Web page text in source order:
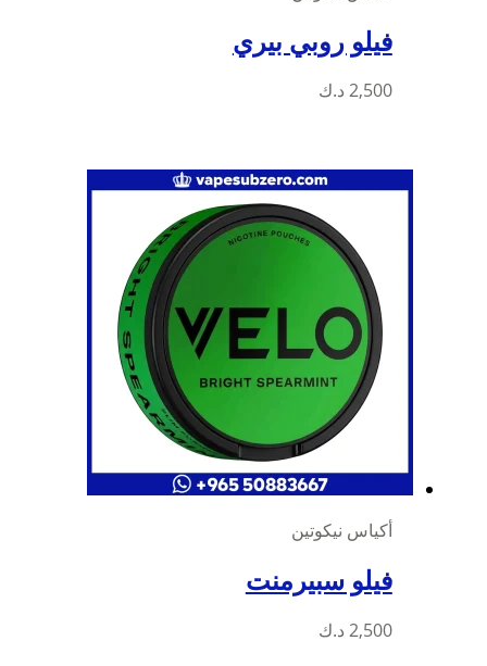
فيلو روبي بيري
2,500 د.ك
أكياس نيكوتين
فيلو سبيرمنت
2,500 د.ك